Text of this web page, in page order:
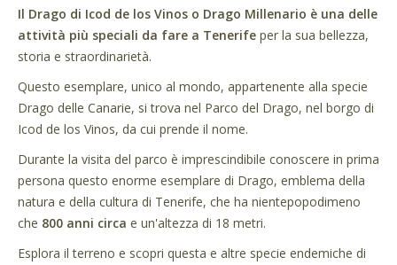
Il Drago di Icod de los Vinos o Drago Millenario è una delle
attività più speciali da fare a Tenerife per la sua bellezza,
storia e straordinarietà.
Questo esemplare, unico al mondo, appartenente alla specie
Drago delle Canarie, si trova nel Parco del Drago, nel borgo di
Icod de los Vinos, da cui prende il nome.
Durante la visita del parco è imprescindibile conoscere in prima
persona questo enorme esemplare di Drago, emblema della
natura e della cultura di Tenerife, che ha nientepopodimeno
che 800 anni circa e un'altezza di 18 metri.
Esplora il terreno e scopri questa e altre specie endemiche di